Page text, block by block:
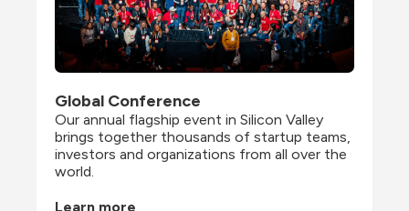
Global Conference
Our annual flagship event in Silicon Valley
brings together thousands of startup teams,
investors and organizations from all over the
world.
Learn more